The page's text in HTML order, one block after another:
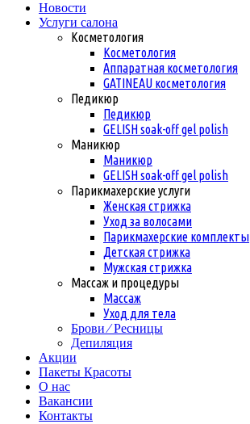
Новости
Услуги салона
Косметология
Косметология
Аппаратная косметология
GATINEAU косметология
Педикюр
Педикюр
GELISH soak-off gel polish
Маникюр
Маникюр
GELISH soak-off gel polish
Парикмахерские услуги
Женская стрижка
Уход за волосами
Парикмахерские комплекты
Детская стрижка
Мужская стрижка
Массаж и процедуры
Массаж
Уход для тела
Брови ⁄ Ресницы
Депиляция
Акции
Пакеты Красоты
О нас
Вакансии
Контакты